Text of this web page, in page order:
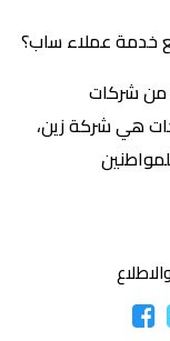
خدمة عملاء ساب؟
من شركات
هي شركة زين،